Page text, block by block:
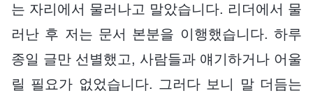
는 자리에서 물러나고 말았습니다. 리더에서 물
러난 후 저는 문서 본분을 이행했습니다. 하루
종일 글만 선별했고, 사람들과 얘기하거나 어울
릴 필요가 없었습니다. 그러다 보니 말 더듬는